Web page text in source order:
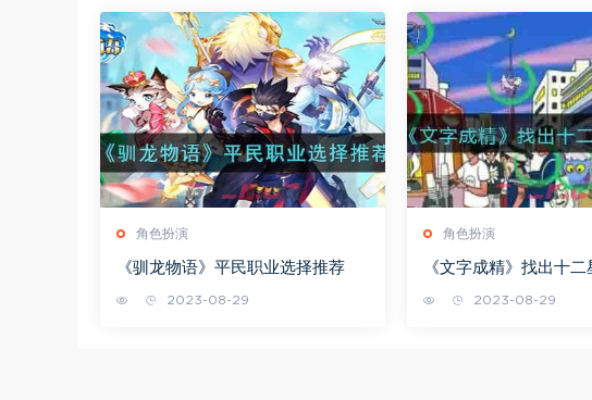
角色扮演
《驯龙物语》平民职业选择推荐
2023-08-29
角色扮演
《文字成精》找出十二
2023-08-29